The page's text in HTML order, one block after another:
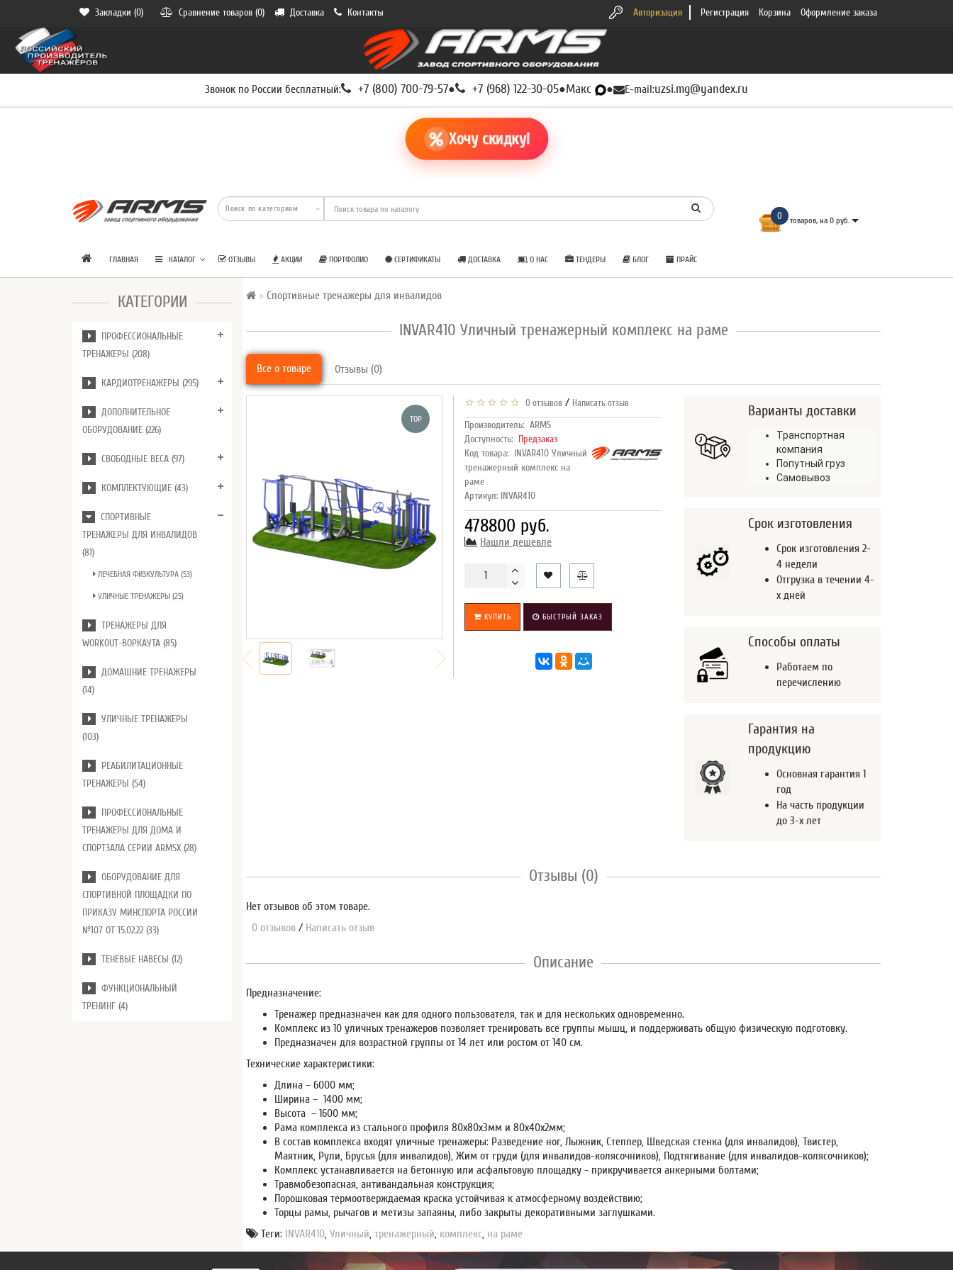
Закладки (0) Сравнение товаров (0) Доставка Контакты Авторизация Регистрация Корзина Оформление заказа
Звонок по России бесплатный: +7 (800) 700-79-57● +7 (968) 122-30-05●Макс ● E-mail:uzsi.mg@yandex.ru
Хочу скидку!
0 товаров, на 0 руб.
ГЛАВНАЯ КАТАЛОГ ОТЗЫВЫ АКЦИИ ПОРТФОЛИО СЕРТИФИКАТЫ ДОСТАВКА О НАС ТЕНДЕРЫ БЛОГ ПРАЙС
КАТЕГОРИИ
ПРОФЕССИОНАЛЬНЫЕ
ТРЕНАЖЕРЫ (208)
КАРДИОТРЕНАЖЕРЫ (295)
ДОПОЛНИТЕЛЬНОЕ
ОБОРУДОВАНИЕ (226)
СВОБОДНЫЕ ВЕСА (97)
КОМПЛЕКТУЮЩИЕ (43)
СПОРТИВНЫЕ
ТРЕНАЖЕРЫ ДЛЯ ИНВАЛИДОВ
(81)
ЛЕЧЕБНАЯ ФИЗКУЛЬТУРА (53)
УЛИЧНЫЕ ТРЕНАЖЕРЫ (25)
ТРЕНАЖЕРЫ ДЛЯ
WORKOUT-ВОРКАУТА (85)
ДОМАШНИЕ ТРЕНАЖЕРЫ
(14)
УЛИЧНЫЕ ТРЕНАЖЕРЫ
(103)
РЕАБИЛИТАЦИОННЫЕ
ТРЕНАЖЕРЫ (54)
ПРОФЕССИОНАЛЬНЫЕ
ТРЕНАЖЕРЫ ДЛЯ ДОМА И
СПОРТЗАЛА СЕРИИ ARMSX (28)
ОБОРУДОВАНИЕ ДЛЯ
СПОРТИВНОЙ ПЛОЩАДКИ ПО
ПРИКАЗУ МИНСПОРТА РОССИИ
№107 ОТ 15.02.22 (33)
ТЕНЕВЫЕ НАВЕСЫ (12)
ФУНКЦИОНАЛЬНЫЙ
ТРЕНИНГ (4)
Спортивные тренажеры для инвалидов
INVAR410 Уличный тренажерный комплекс на раме
Все о товаре Отзывы (0)
TOP
0 отзывов / Написать отзыв
Производитель: ARMS
Доступность: Предзаказ
Код товара: INVAR410 Уличный
тренажерный комплекс на
раме
Артикул: INVAR410
478800 руб.
Нашли дешевле
КУПИТЬ БЫСТРЫЙ ЗАКАЗ
Варианты доставки
Транспортная
компания
Попутный груз
Самовывоз
Срок изготовления
Срок изготовления 2-
4 недели
Отгрузка в течении 4-
х дней
Способы оплаты
Работаем по
перечислению
Гарантия на
продукцию
Основная гарантия 1
год
На часть продукции
до 3-х лет
Отзывы (0)
Нет отзывов об этом товаре.
0 отзывов / Написать отзыв
Описание
Предназначение:
Тренажер предназначен как для одного пользователя, так и для нескольких одновременно.
Комплекс из 10 уличных тренажеров позволяет тренировать все группы мышц, и поддерживать общую физическую подготовку.
Предназначен для возрастной группы от 14 лет или ростом от 140 см.
Технические характеристики:
Длина – 6000 мм;
Ширина – 1400 мм;
Высота – 1600 мм;
Рама комплекса из стального профиля 80х80х3мм и 80х40х2мм;
В состав комплекса входят уличные тренажеры: Разведение ног, Лыжник, Степпер, Шведская стенка (для инвалидов), Твистер,
Маятник, Рули, Брусья (для инвалидов), Жим от груди (для инвалидов-колясочников), Подтягивание (для инвалидов-колясочников);
Комплекс устанавливается на бетонную или асфальтовую площадку - прикручивается анкерными болтами;
Травмобезопасная, антивандальная конструкция;
Порошковая термоотверждаемая краска устойчивая к атмосферному воздействию;
Торцы рамы, рычагов и метизы запаяны, либо закрыты декоративными заглушками.
Теги:
INVAR410,Уличный,тренажерный, комплекс, на раме